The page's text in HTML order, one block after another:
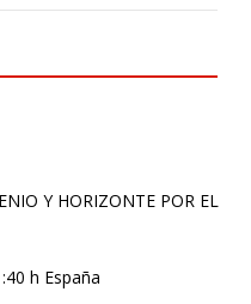
Y HORIZONTE POR EL
h España